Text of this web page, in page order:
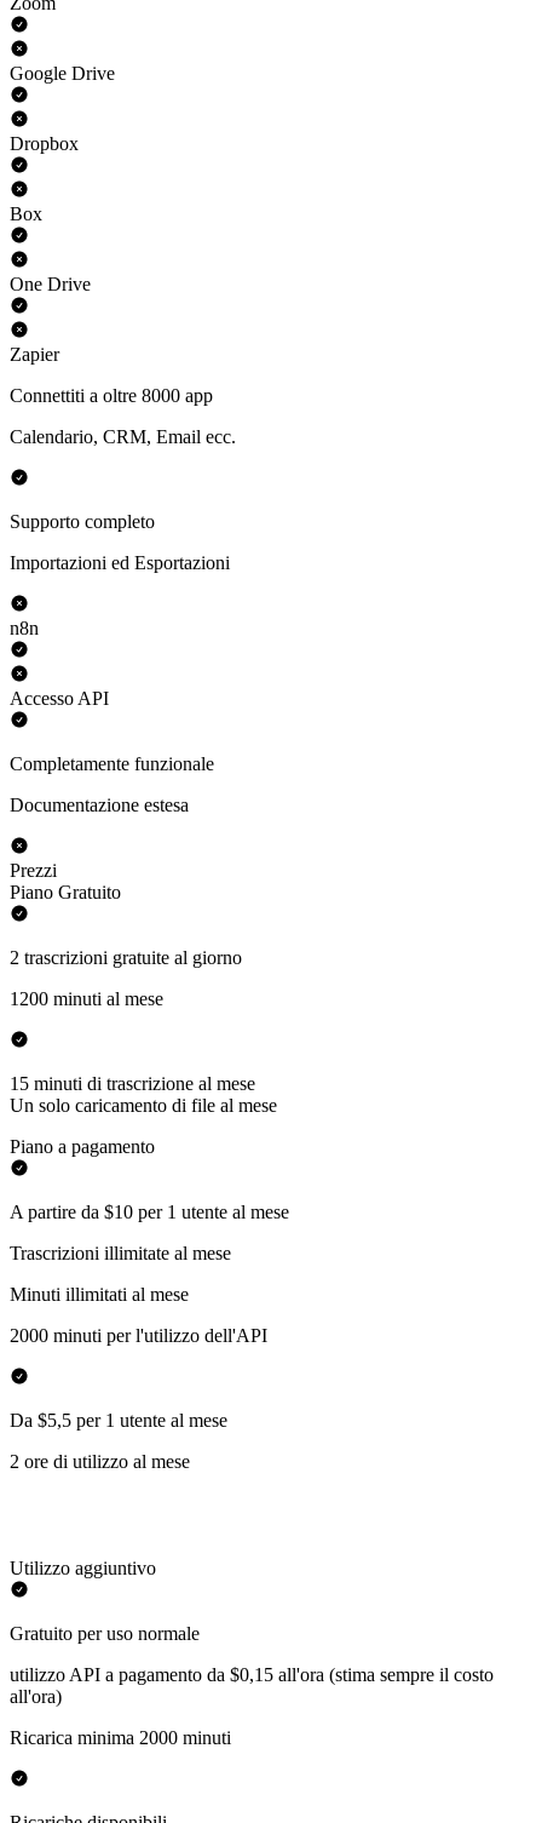
Google Drive
Dropbox
Box
One Drive
Zapier
Connettiti a oltre 8000 app
Calendario, CRM, Email ecc.
Supporto completo
Importazioni ed Esportazioni
n8n
Accesso API
Completamente funzionale
Documentazione estesa
Prezzi
Piano Gratuito
2 trascrizioni gratuite al giorno
1200 minuti al mese
15 minuti di trascrizione al mese
Un solo caricamento di file al mese
Piano a pagamento
A partire da $10 per 1 utente al mese
Trascrizioni illimitate al mese
Minuti illimitati al mese
2000 minuti per l'utilizzo dell'API
Da $5,5 per 1 utente al mese
2 ore di utilizzo al mese
Utilizzo aggiuntivo
Gratuito per uso normale
utilizzo API a pagamento da $0,15 all'ora (stima sempre il costo
all'ora)
Ricarica minima 2000 minuti